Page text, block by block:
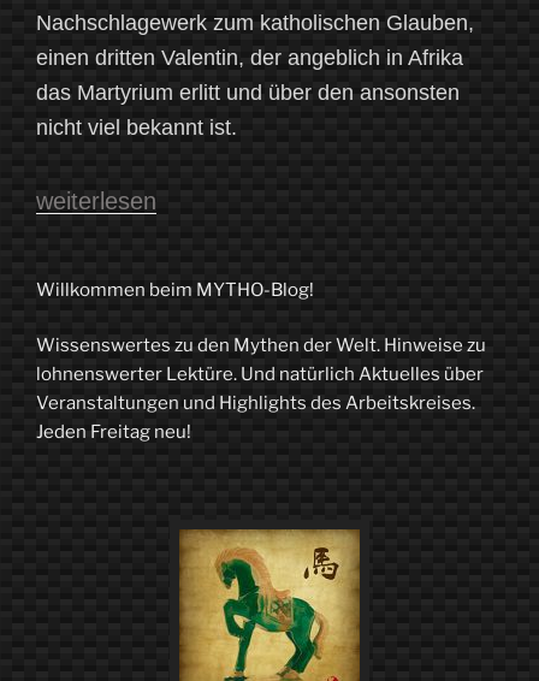
Nachschlagewerk zum katholischen Glauben,
einen dritten Valentin, der angeblich in Afrika
das Martyrium erlitt und über den ansonsten
nicht viel bekannt ist.
„„Die
steht
Geister,
Tote
und
weiterlesen
Willkommen beim MYTHO-Blog!
Wissenswertes zu den Mythen der Welt. Hinweise zu
lohnenswerter Lektüre. Und natürlich Aktuelles über
Veranstaltungen und Highlights des Arbeitskreises.
Jeden Freitag neu!